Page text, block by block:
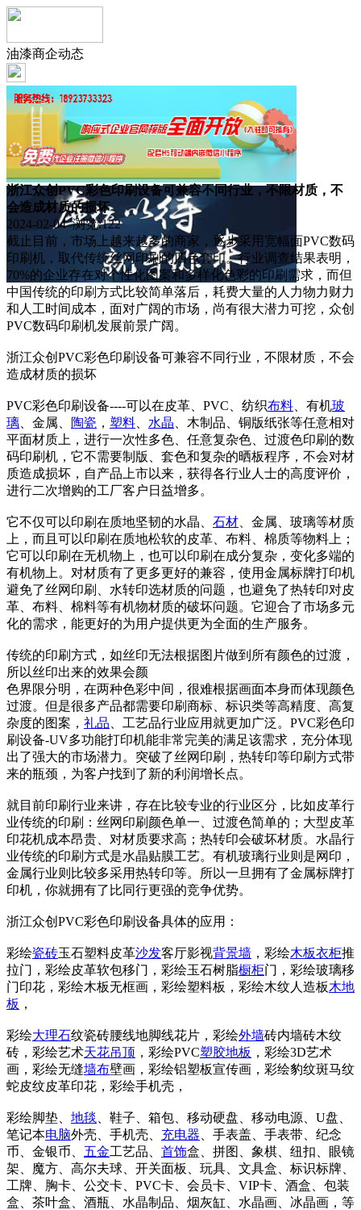
油漆商企动态
浙江众创PVC彩色印刷设备可兼容不同行业，不限材质，不
会造成材质的损坏
2024-02-04 浏览:122
截止目前，市场上越来越多的商家，逐步采用宽幅面PVC数码
印刷机，取代传统丝网印刷的四色套印。行业调查结果表明，
70%的企业存在对个性化图案和多样化色彩的印刷需求，而但
中国传统的印刷方式比较简单落后，耗费大量的人力物力财力
和人工时间成本，面对广阔的市场，尚有很大潜力可挖，众创
PVC数码印刷机发展前景广阔。
浙江众创PVC彩色印刷设备可兼容不同行业，不限材质，不会
造成材质的损坏
PVC彩色印刷设备----可以在皮革、PVC、纺织布料 、有机玻
璃 、金属、 陶瓷 ， 塑料 水晶 、木制品、铜版纸张等任意相对
平面材质上，进行一次性多色、任意复杂色、过渡色印刷的数
码印刷机，它不需要制版、套色和复杂的晒板程序，不会对材
质造成损坏，自产品上市以来，获得各行业人士的高度评价，
进行二次增购的工厂客户日益增多。
它不仅可以印刷在质地坚韧的水晶、 石材 、金属、玻璃等材质
上，而且可以印刷在质地松软的皮革、布料、棉质等物料上；
它可以印刷在无机物上，也可以印刷在成分复杂，变化多端的
有机物上。对材质有了更多更好的兼容，使用金属标牌打印机
避免了丝网印刷、水转印选材质的问题，也避免了热转印对皮
革、布料、棉料等有机物材质的破坏问题。它迎合了市场多元
化的需求，能更好的为用户提供更为全面的生产服务。
传统的印刷方式，如丝印无法根据图片做到所有颜色的过渡，
所以丝印出来的效果会颜
色界限分明，在两种色彩中间，很难根据画面本身而体现颜色
过渡。但是很多产品都需要印刷商标、标识类等高精度、高复
杂度的图案， 礼品 、工艺品行业应用就更加广泛。PVC彩色印
刷设备-UV多功能打印机能非常完美的满足该需求，充分体现
出了强大的市场潜力。突破了丝网印刷，热转印等印刷方式带
来的瓶颈，为客户找到了新的利润增长点。
就目前印刷行业来讲，存在比较专业的行业区分，比如皮革行
业传统的印刷：丝网印刷颜色单一、过渡色简单的；大型皮革
印花机成本昂贵、对材质要求高；热转印会破坏材质。水晶行
业传统的印刷方式是水晶贴膜工艺。有机玻璃行业则是网印，
金属行业则比较多采用热转印等。所以一旦拥有了金属标牌打
印机，你就拥有了比同行更强的竞争优势。
浙江众创PVC彩色印刷设备具体的应用：
彩绘瓷砖玉石塑料皮革沙发客厅影视背景墙 ，彩绘木板衣柜推
拉门，彩绘皮革软包移门，彩绘玉石树脂橱柜门，彩绘玻璃移
门印花，彩绘木板无框画，彩绘塑料板，彩绘木纹人造板木地
板 ，
彩绘大理石纹瓷砖腰线地脚线花片，彩绘外墙砖内墙砖木纹
砖，彩绘艺术天花吊顶 ，彩绘PVC塑胶地板 ，彩绘3D艺术
画，彩绘无缝墙布壁画，彩绘铝塑板宣传画，彩绘豹纹斑马纹
蛇皮纹皮革印花，彩绘手机壳，
彩绘脚垫、 地毯
、鞋子、箱包、移动硬盘、移动电源、U盘、
笔记本电脑外壳、手机壳、 充电器 、手表盖、手表带、纪念
币、金银币、 五金工艺品、 首饰盒、拼图、象棋、纽扣、眼镜
架、魔方、高尔夫球、开关面板、玩具、文具盒、标识标牌、
工牌、胸卡、公交卡、PVC卡、会员卡、VIP卡、酒盒、包装
盒、茶叶盒、酒瓶、水晶制品、烟灰缸、水晶画、冰晶画，等